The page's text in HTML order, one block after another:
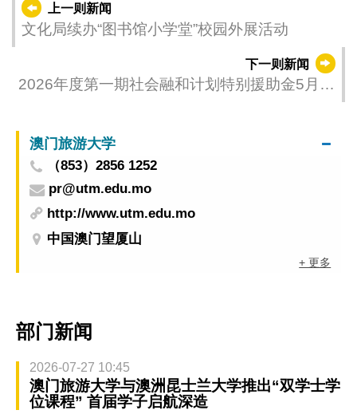
上一则新闻
文化局续办“图书馆小学堂”校园外展活动
下一则新闻
2026年度第一期社会融和计划特别援助金5月发
澳门旅游大学
（853）2856 1252
pr@utm.edu.mo
http://www.utm.edu.mo
中国澳门望厦山
+ 更多
部门新闻
2026-07-27 10:45
澳门旅游大学与澳洲昆士兰大学推出“双学士学
位课程” 首届学子启航深造